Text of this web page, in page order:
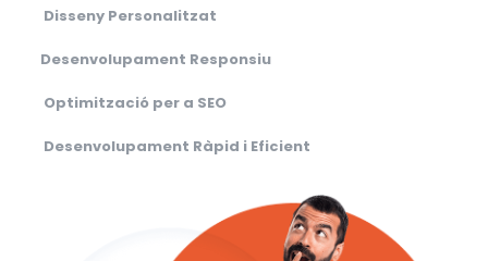
Disseny Personalitzat
Desenvolupament Responsiu
Optimització per a SEO
Desenvolupament Ràpid i Eficient